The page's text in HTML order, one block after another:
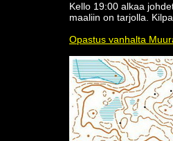
Kello 19:00 alkaa
maaliin on tarjolla.
Opastus vanhalta